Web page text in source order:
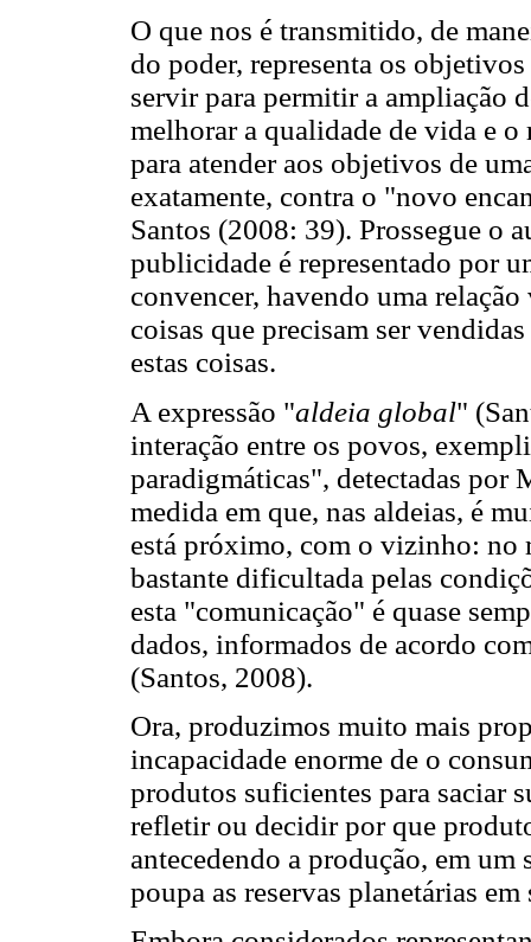
O que nos é transmitido, de
do poder, representa os
servir para permitir a ampliação
melhorar a qualidade de vida e o
para atender aos objetivos de
exatamente, contra o "novo
Santos (2008: 39). Prossegue o
publicidade é representado por
convencer, havendo uma
coisas que precisam ser
estas coisas.
A expressão "aldeia global"
interação entre os povos,
paradigmáticas", detectadas por
medida em que, nas aldeias, é
está próximo, com o vizinho: no
bastante dificultada pelas
esta "comunicação" é quase
dados, informados de acordo
(Santos, 2008).
Ora, produzimos muito mais
incapacidade enorme de o
produtos suficientes para saciar
refletir ou decidir por que
antecedendo a produção, em um
poupa as reservas planetárias